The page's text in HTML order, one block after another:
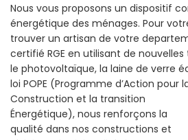
Nous vous proposons un dispositif
énergétique des ménages. Pour
trouver un artisan de votre
certifié RGE en utilisant de
le photovoltaïque, la laine de verre
loi POPE (Programme d’Action pour
Construction et la transition
Énergétique), nous renforçons la
qualité dans nos constructions et